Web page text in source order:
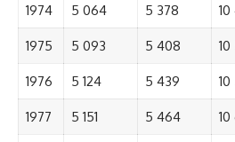
1974 5 064 5 378
1975 5 093 5 408 10
1976 5 124 5 439
1977 5 151 5 464 10